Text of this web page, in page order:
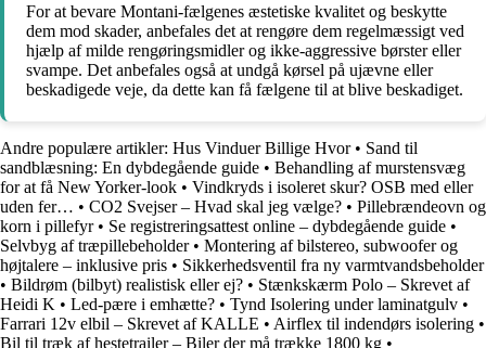
For at bevare Montani-fælgenes æstetiske kvalitet og beskytte
dem mod skader, anbefales det at rengøre dem regelmæssigt ved
hjælp af milde rengøringsmidler og ikke-aggressive børster eller
svampe. Det anbefales også at undgå kørsel på ujævne eller
beskadigede veje, da dette kan få fælgene til at blive beskadiget.
Andre populære artikler: Hus Vinduer Billige Hvor• Sand til
sandblæsning: En dybdegående guide • Behandling af murstensvæg
for at få New Yorker-look • Vindkryds i isoleret skur? OSB med eller
uden fer… • CO2 Svejser – Hvad skal jeg vælge? • Pillebrændeovn og
korn i pillefyr• Se registreringsattest online – dybdegående guide •
Selvbyg af træpillebeholder• Montering af bilstereo, subwoofer og
højtalere – inklusive pris • Sikkerhedsventil fra ny varmtvandsbeholder
• Bildrøm (bilbyt) realistisk eller ej? • Stænkskærm Polo – Skrevet af
Heidi K • Led-pære i emhætte? • Tynd Isolering under laminatgulv •
Farrari 12v elbil – Skrevet af KALLE • Airflex til indendørs isolering •
Bil til træk af hestetrailer – Biler der må trække 1800 kg •